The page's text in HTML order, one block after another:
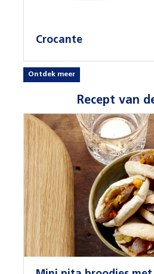
Crocante
Ontdek meer
Recept van